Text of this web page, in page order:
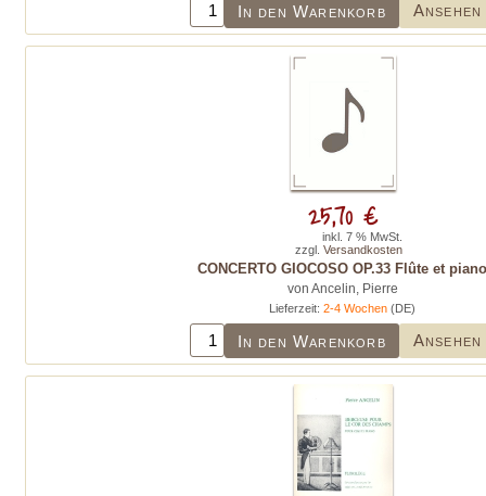
In den Warenkorb Ansehen
CONCERTO GIOCOSO OP.33 Flûte et
von Ancelin, Pierre
Lieferzeit:2-4 Wochen (DE)
In den Warenkorb Ansehen
25,70 €
inkl. 7 % MwSt.
zzgl. Versandkosten